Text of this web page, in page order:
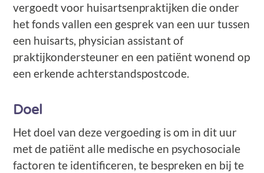
vergoedt voor huisartsenpraktijken die onder
het fonds vallen een gesprek van een uur tussen
een huisarts, physician assistant of
praktijkondersteuner en een patiënt wonend op
een erkende achterstandspostcode.
Doel
Het doel van deze vergoeding is om in dit uur
met de patiënt alle medische en psychosociale
factoren te identificeren, te bespreken en bij te